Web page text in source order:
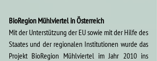
BioRegion Mühlviertel in Österreich
Mit der Unterstützung der EU sowie mit der Hilfe des
Staates und der regionalen Institutionen wurde das
Projekt BioRegion Mühlviertel im Jahr 2010 ins